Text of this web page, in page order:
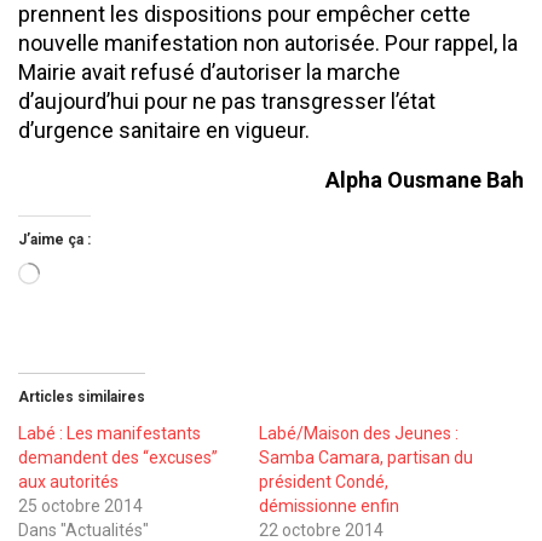
prennent les dispositions pour empêcher cette
nouvelle manifestation non autorisée. Pour rappel, la
Mairie avait refusé d’autoriser la marche
d’aujourd’hui pour ne pas transgresser l’état
d’urgence sanitaire en vigueur.
Alpha Ousmane Bah
J’aime ça :
Chargement…
Articles similaires
Labé : Les manifestants
demandent des ‘‘excuses’’
aux autorités
25 octobre 2014
Dans "Actualités"
Labé/Maison des Jeunes :
Samba Camara, partisan du
président Condé,
démissionne enfin
22 octobre 2014